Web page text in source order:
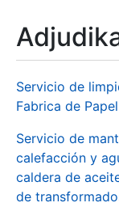
Servicio de
Fabrica de
Servicio de
calefacción y
caldera de
de